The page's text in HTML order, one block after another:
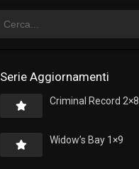
Serie Aggiornamenti
Criminal Record 2×8
Widow’s Bay 1×9